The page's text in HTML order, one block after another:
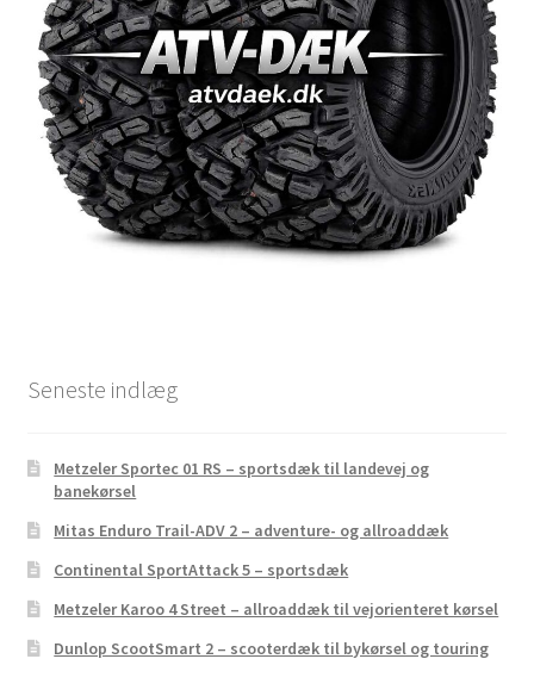
Seneste indlæg
Metzeler Sportec 01 RS – sportsdæk til landevej og
banekørsel
Mitas Enduro Trail-ADV 2 – adventure- og allroaddæk
Continental SportAttack 5 – sportsdæk
Metzeler Karoo 4 Street – allroaddæk til vejorienteret kørsel
Dunlop ScootSmart 2 – scooterdæk til bykørsel og touring